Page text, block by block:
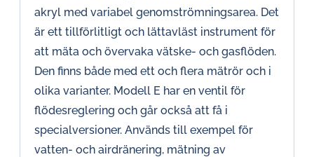
akryl med variabel genomströmningsarea. Det
är ett tillförlitligt och lättavläst instrument för
att mäta och övervaka vätske- och gasflöden.
Den finns både med ett och flera mätrör och i
olika varianter. Modell E har en ventil för
flödesreglering och går också att få i
specialversioner. Används till exempel för
vatten- och airdränering, mätning av